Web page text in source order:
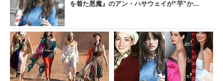
を着た悪魔』のアン・ハサウェイが“芋”か...